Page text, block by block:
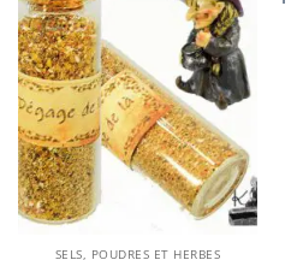
SELS, POUDRES ET HERBES